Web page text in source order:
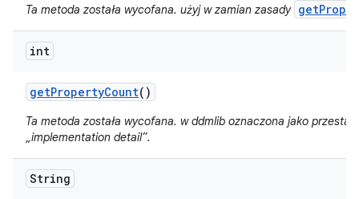
Ta metoda została wycofana. użyj w zamian zasady
int
getPropertyCount()
Ta metoda została wycofana. w ddmlib oznaczona jako
„implementation detail”.
String